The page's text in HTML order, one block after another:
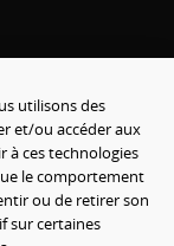
utilisons des
et/ou accéder aux
à ces technologies
le comportement
ou de retirer son
sur certaines